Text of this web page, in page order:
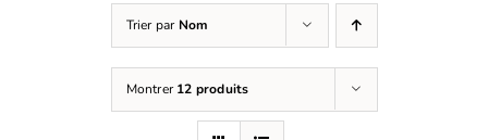
Trier par Nom
Montrer12 produits